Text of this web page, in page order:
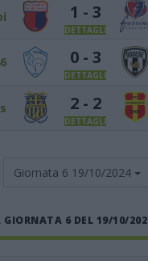
1 - 3
DETTAGLI
0 - 3
DETTAGLI
2 - 2
DETTAGLI
Giornata 6 19/10/2024
GIORNATA 6 DEL 19/10/